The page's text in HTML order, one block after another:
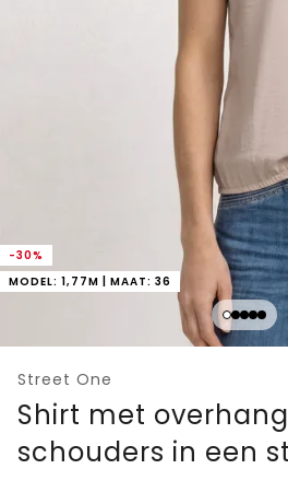
-30%
MODEL: 1,77M | MAAT: 36
Street One
Shirt met
schouders in een